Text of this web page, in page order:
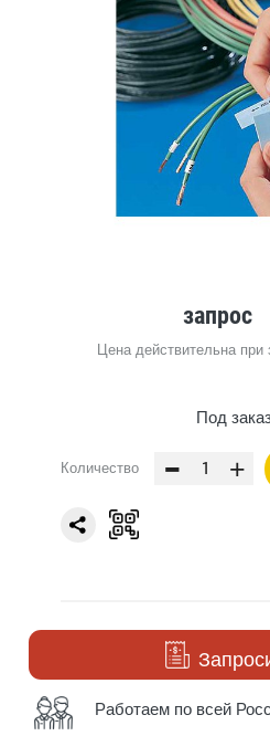
запрос
Цена действительна при
Под
Количество - +
Работаем по всей